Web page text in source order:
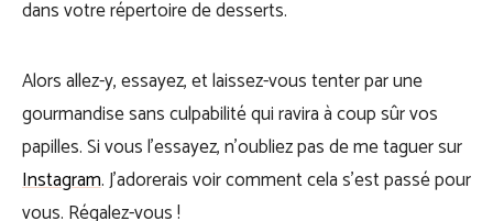
dans votre répertoire de desserts.
Alors allez-y, essayez, et laissez-vous tenter par une
gourmandise sans culpabilité qui ravira à coup sûr vos
papilles. Si vous l’essayez, n’oubliez pas de me taguer sur
Instagram. J’adorerais voir comment cela s’est passé pour
vous. Régalez-vous !